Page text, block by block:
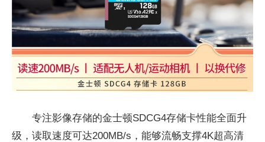
专注影像存储的金士顿SDCG4存储卡性能全面升
级，读取速度可达200MB/s，能够流畅支撑4K超高清